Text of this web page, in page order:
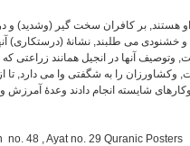
هستند, بر کافران سخت گیر (وشدید) و
و خشنودی می طلبند, نشانۀ (درستکاری)
آنها در انجیل همانند زراعتی که
را به شگفتی وا می دارد, تا از
وکارهای شایسته انجام دادند وعدۀ آمرزش
no. 48 , Ayat no. 29 Quranic Posters